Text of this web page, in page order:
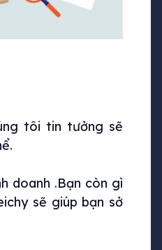
tôi tin tưởng sẽ
doanh .Bạn còn gì
sẽ giúp bạn sở